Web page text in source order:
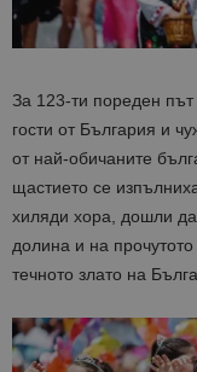
За 123-ти пореден
гости от България и
от най-обичаните
щастието се
хиляди хора, дошли
долина и на
течното злато на